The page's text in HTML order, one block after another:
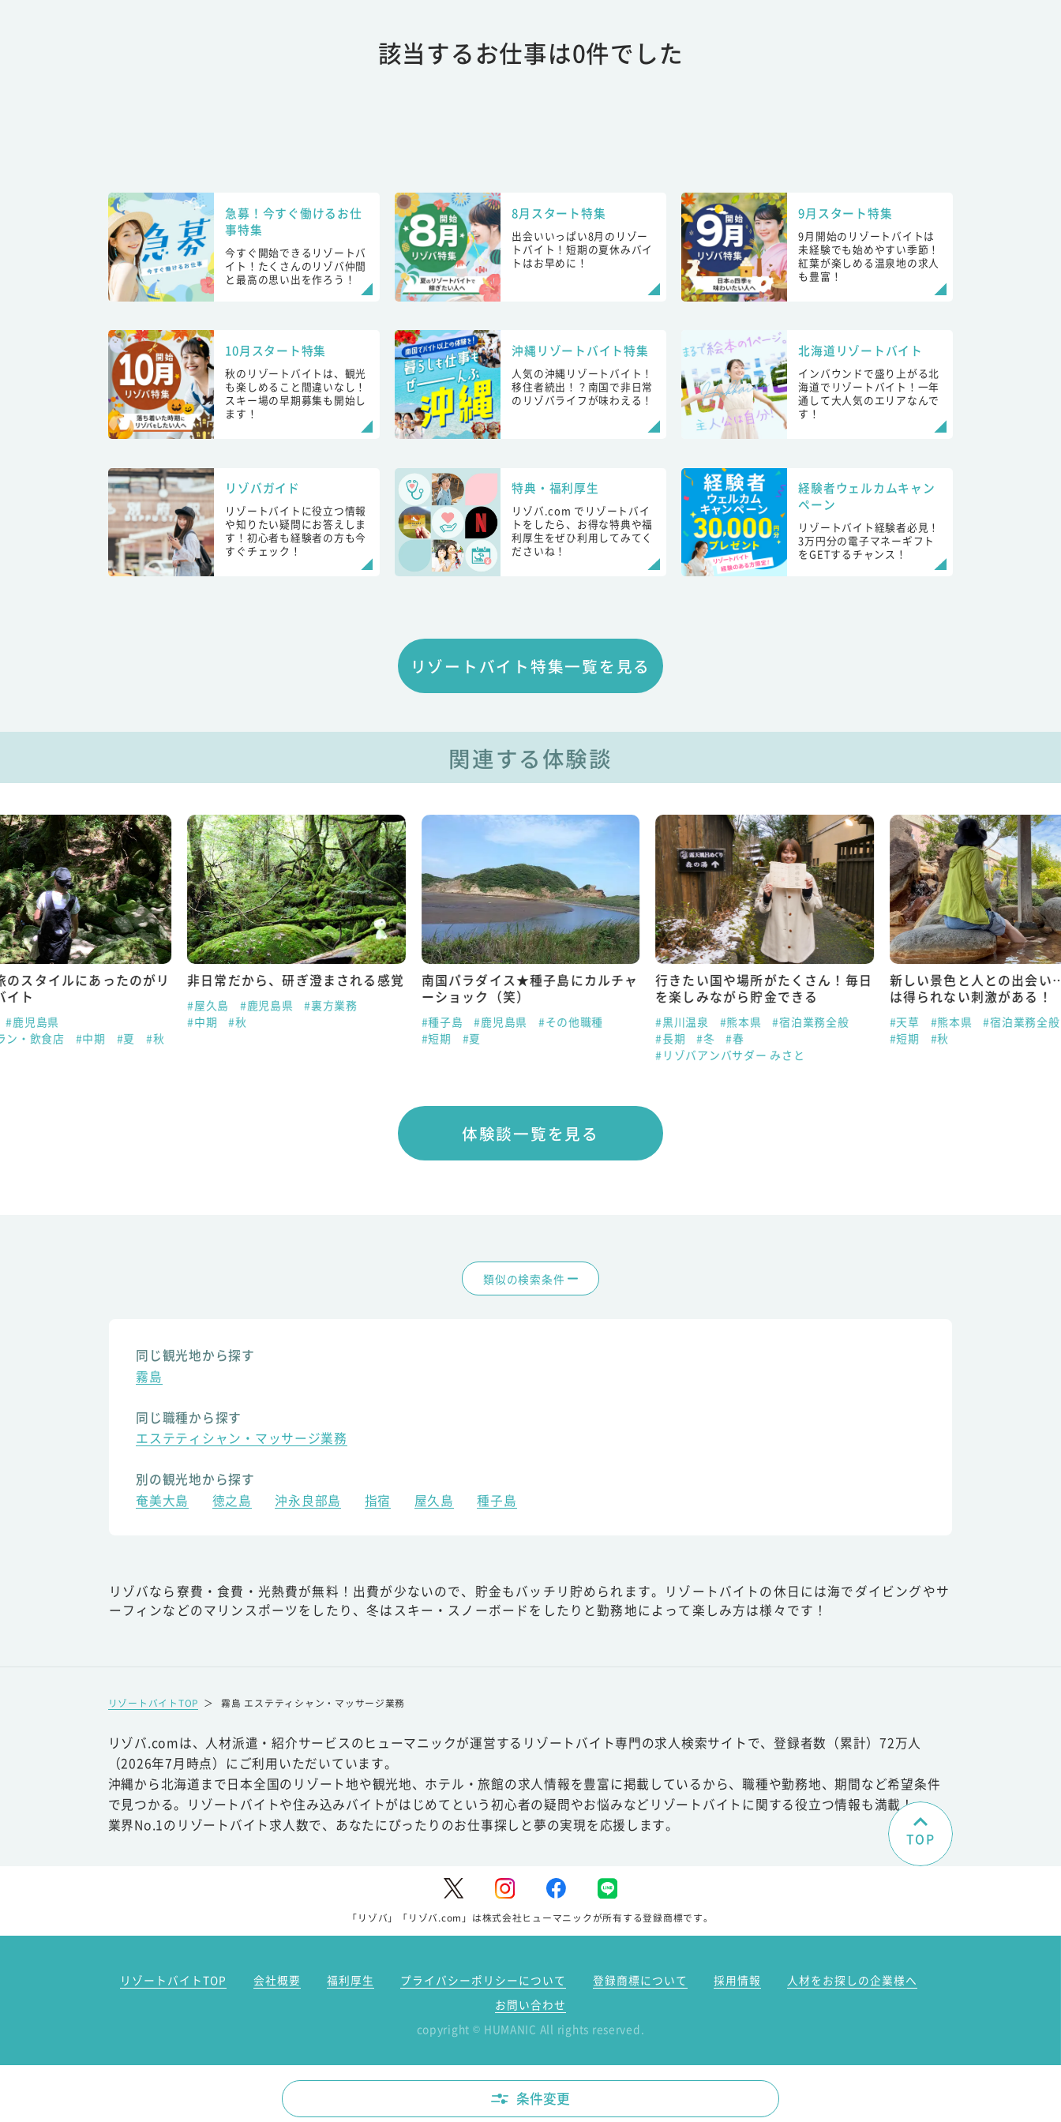
該当するお仕事は0件でした
急募！今すぐ働けるお仕
事特集
今すぐ開始できるリゾートバ
イト！たくさんのリゾバ仲間
と最高の思い出を作ろう！
8月スタート特集
出会いいっぱい8月のリゾー
トバイト！短期の夏休みバイ
トはお早めに！
9月スタート特集
9月開始のリゾートバイトは
未経験でも始めやすい季節！
紅葉が楽しめる温泉地の求人
も豊富！
10月スタート特集
秋のリゾートバイトは、観光
も楽しめること間違いなし！
スキー場の早期募集も開始し
ます！
沖縄リゾートバイト特集
人気の沖縄リゾートバイト！
移住者続出！？南国で非日常
のリゾバライフが味わえる！
北海道リゾートバイト
インバウンドで盛り上がる北
海道でリゾートバイト！一年
通して大人気のエリアなんで
す！
リゾバガイド
リゾートバイトに役立つ情報
や知りたい疑問にお答えしま
す！初心者も経験者の方も今
すぐチェック！
特典・福利厚生
リゾバ.com でリゾートバイ
トをしたら、お得な特典や福
利厚生をぜひ利用してみてく
ださいね！
経験者ウェルカムキャン
ペーン
リゾートバイト経験者必見！
3万円分の電子マネーギフト
をGETするチャンス！
リゾートバイト特集一覧を見る
関連する体験談
のスタイルにあったのがリ
イト
#鹿児島県
ン・飲食店
#中期 #夏 #秋
非日常だから、研ぎ澄まされる感覚
#屋久島 #鹿児島県
#裏方業務
#中期
#秋
南国パラダイス★種子島にカルチャ
ーショック（笑）
#種子島 #鹿児島県
#その他職種
#短期
#夏
行きたい国や場所がたくさん！毎日
を楽しみながら貯金できる
#黒川温泉 #熊本県
#宿泊業務全般
#長期
#冬
#春
#リゾバアンバサダー みさと
新しい景色と人との出会
は得られない刺激がある！
#天草 #熊本県
#宿泊業務全般
#短期
#秋
体験談一覧を見る
類似の検索条件
同じ観光地から探す
霧島
同じ職種から探す
エステティシャン・マッサージ業務
別の観光地から探す
奄美大島
徳之島 沖永良部島 指宿 屋久島 種子島
リゾバなら寮費・食費・光熱費が無料！出費が少ないので、貯金もバッチリ貯められます。リゾートバイトの休日には海でダイビングやサ
ーフィンなどのマリンスポーツをしたり、冬はスキー・スノーボードをしたりと勤務地によって楽しみ方は様々です！
リゾートバイトTOP ＞ 霧島 エステティシャン・マッサージ業務
リゾバ.comは、人材派遣・紹介サービスのヒューマニックが運営するリゾートバイト専門の求人検索サイトで、登録者数（累計）72万人
（2026年7月時点）にご利用いただいています。
沖縄から北海道まで日本全国のリゾート地や観光地、ホテル・旅館の求人情報を豊富に掲載しているから、職種や勤務地、期間など希望条件
で見つかる。リゾートバイトや住み込みバイトがはじめてという初心者の疑問やお悩みなどリゾートバイトに関する役立つ情報も満載！
業界No.1のリゾートバイト求人数で、あなたにぴったりのお仕事探しと夢の実現を応援します。
TOP
「リゾバ」「リゾバ.com」は株式会社ヒューマニックが所有する登録商標です。
リゾートバイトTOP 会社概要 福利厚生 プライバシーポリシーについて 登録商標について 採用情報
人材をお探しの企業様へ
お問い合わせ
copyright © HUMANIC All rights reserved.
条件変更